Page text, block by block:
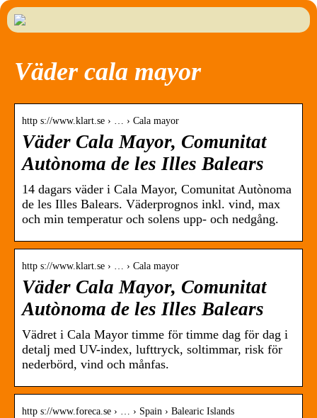
Väder cala mayor
http s://www.klart.se › … › Cala mayor
Väder Cala Mayor, Comunitat
Autònoma de les Illes Balears
14 dagars väder i Cala Mayor, Comunitat Autònoma
de les Illes Balears. Väderprognos inkl. vind, max
och min temperatur och solens upp- och nedgång.
http s://www.klart.se › … › Cala mayor
Väder Cala Mayor, Comunitat
Autònoma de les Illes Balears
Vädret i Cala Mayor timme för timme dag för dag i
detalj med UV-index, lufttryck, soltimmar, risk för
nederbörd, vind och månfas.
http s://www.foreca.se › … › Spain › Balearic Islands